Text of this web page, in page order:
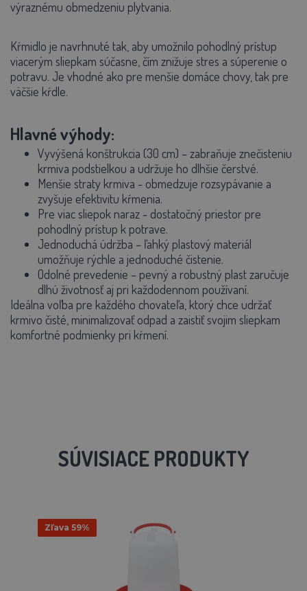
výraznému obmedzeniu plytvania.
Kŕmidlo je navrhnuté tak, aby umožnilo pohodlný prístup
viacerým sliepkam súčasne, čím znižuje stres a súperenie o
potravu. Je vhodné ako pre menšie domáce chovy, tak pre
väčšie kŕdle.
Hlavné výhody:
Vyvýšená konštrukcia (30 cm) – zabraňuje znečisteniu
krmiva podstielkou a udržuje ho dlhšie čerstvé.
Menšie straty krmiva - obmedzuje rozsypávanie a
zvyšuje efektivitu kŕmenia.
Pre viac sliepok naraz - dostatočný priestor pre
pohodlný prístup k potrave.
Jednoduchá údržba – ľahký plastový materiál
umožňuje rýchle a jednoduché čistenie.
Odolné prevedenie – pevný a robustný plast zaručuje
dlhú životnosť aj pri každodennom používaní.
Ideálna voľba pre každého chovateľa, ktorý chce udržať
krmivo čisté, minimalizovať odpad a zaistiť svojim sliepkam
komfortné podmienky pri kŕmení.
SÚVISIACE PRODUKTY
Zľava 59%